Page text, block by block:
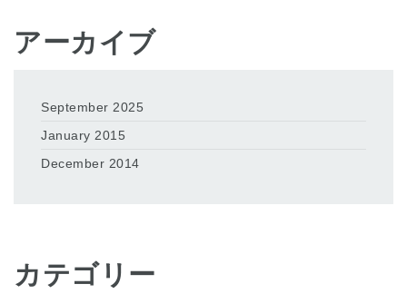
アーカイブ
September 2025
January 2015
December 2014
カテゴリー